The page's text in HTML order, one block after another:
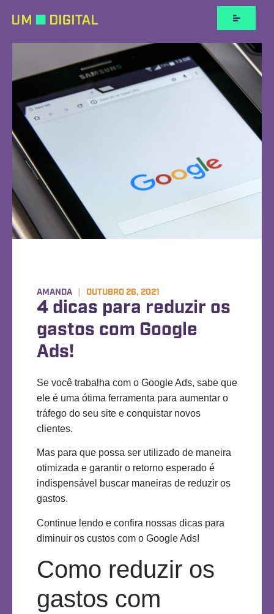
AMANDA OUTUBRO 26, 2021
4 dicas para reduzir os
gastos com Google
Ads!
Se você trabalha com o Google Ads, sabe que
ele é uma ótima ferramenta para aumentar o
tráfego do seu site e conquistar novos
clientes.
Mas para que possa ser utilizado de maneira
otimizada e garantir o retorno esperado é
indispensável buscar maneiras de reduzir os
gastos.
Continue lendo e confira nossas dicas para
diminuir os custos com o Google Ads!
Como reduzir os
gastos com